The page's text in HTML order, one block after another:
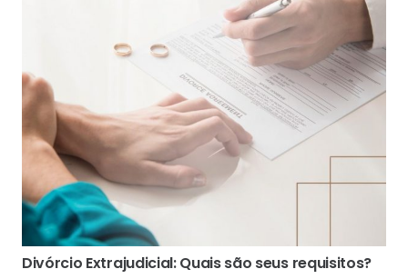
Divórcio Extrajudicial: Quais são seus requisitos?